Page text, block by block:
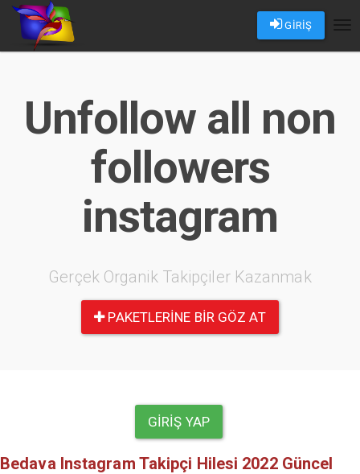
GİRİŞ
Unfollow all non
followers
instagram
Gerçek Organik Takipçiler Kazanmak
PAKETLERINE BIR GÖZ AT
GIRIŞ YAP
Bedava Instagram Takipçi Hilesi 2022 Güncel